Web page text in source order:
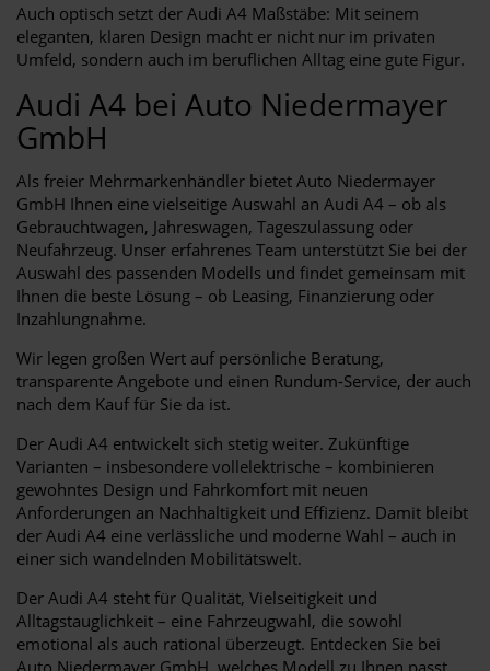
Auch optisch setzt der Audi A4 Maßstäbe: Mit seinem
eleganten, klaren Design macht er nicht nur im privaten
Umfeld, sondern auch im beruflichen Alltag eine gute Figur.
Audi A4 bei Auto Niedermayer
GmbH
Als freier Mehrmarkenhändler bietet Auto Niedermayer
GmbH Ihnen eine vielseitige Auswahl an Audi A4 – ob als
Gebrauchtwagen, Jahreswagen, Tageszulassung oder
Neufahrzeug. Unser erfahrenes Team unterstützt Sie bei der
Auswahl des passenden Modells und findet gemeinsam mit
Ihnen die beste Lösung – ob Leasing, Finanzierung oder
Inzahlungnahme.
Wir legen großen Wert auf persönliche Beratung,
transparente Angebote und einen Rundum-Service, der auch
nach dem Kauf für Sie da ist.
Der Audi A4 entwickelt sich stetig weiter. Zukünftige
Varianten – insbesondere vollelektrische – kombinieren
gewohntes Design und Fahrkomfort mit neuen
Anforderungen an Nachhaltigkeit und Effizienz. Damit bleibt
der Audi A4 eine verlässliche und moderne Wahl – auch in
einer sich wandelnden Mobilitätswelt.
Der Audi A4 steht für Qualität, Vielseitigkeit und
Alltagstauglichkeit – eine Fahrzeugwahl, die sowohl
emotional als auch rational überzeugt. Entdecken Sie bei
Auto Niedermayer GmbH, welches Modell zu Ihnen passt.